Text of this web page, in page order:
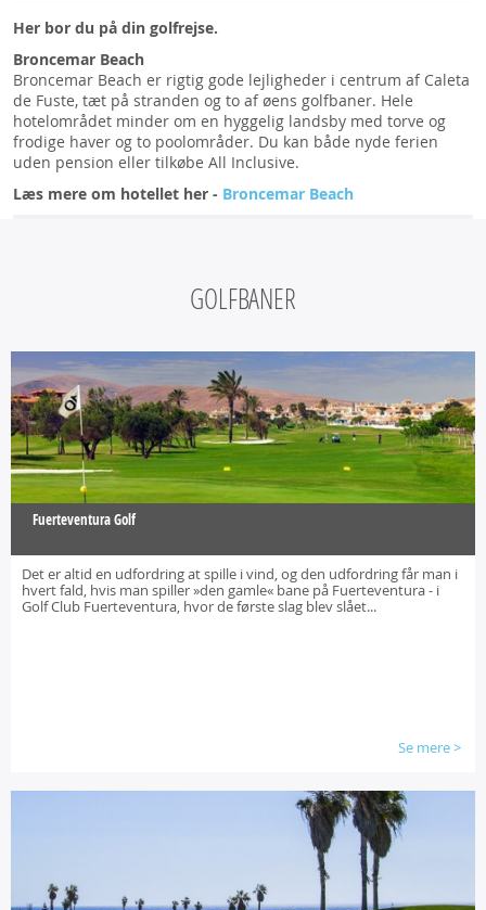
Her bor du på din golfrejse.
Broncemar Beach
Broncemar Beach er rigtig gode lejligheder i centrum af Caleta
de Fuste, tæt på stranden og to af øens golfbaner. Hele
hotelområdet minder om en hyggelig landsby med torve og
frodige haver og to poolområder. Du kan både nyde ferien
uden pension eller tilkøbe All Inclusive.
Læs mere om hotellet her - Broncemar Beach
GOLFBANER
Fuerteventura Golf
Det er altid en udfordring at spille i vind, og den udfordring får man i
hvert fald, hvis man spiller »den gamle« bane på Fuerteventura - i
Golf Club Fuerteventura, hvor de første slag blev slået...
Se mere>